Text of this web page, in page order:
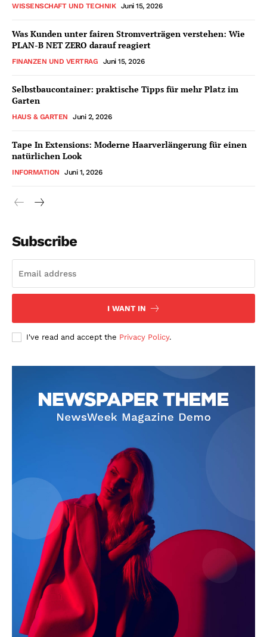
WISSENSCHAFT UND TECHNIK Juni 15, 2026
Was Kunden unter fairen Stromverträgen verstehen: Wie
PLAN-B NET ZERO darauf reagiert
FINANZEN UND VERTRAG Juni 15, 2026
Selbstbaucontainer: praktische Tipps für mehr Platz im
Garten
HAUS & GARTEN Juni 2, 2026
Tape In Extensions: Moderne Haarverlängerung für einen
natürlichen Look
INFORMATION Juni 1, 2026
Subscribe
I WANT IN
I've read and accept the Privacy Policy.